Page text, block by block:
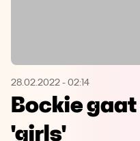
Microsoft
28.02.2022 - 02:14
Bockie
'girls'